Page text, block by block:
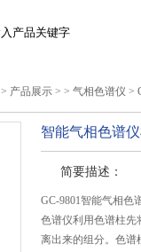
> 产品展示 > > 气相色谱仪 >
智能气相色谱
简要描述：
GC-9801智能气相色
色谱仪利用色谱柱先
离出来的组分。色谱